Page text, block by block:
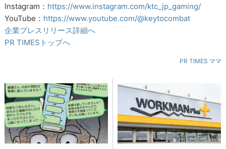
Instagram： https://www.instagram.com/ktc_jp_gaming/
YouTube： https://www.youtube.com/@keytocombat
企業プレスリリース詳細へ
PR TIMESトップへ
PR TIMES ママ